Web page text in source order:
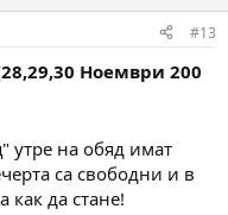
#13
Ноември 200
утре на обяд имат
са свободни и в
как да стане!